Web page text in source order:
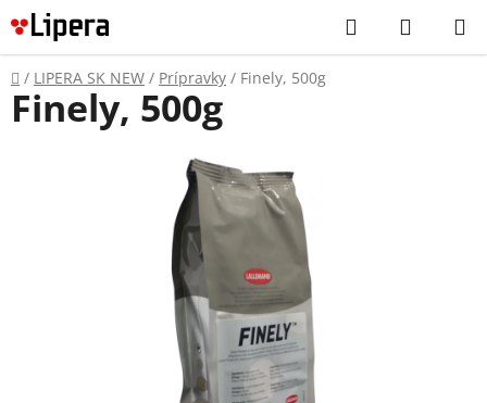
Prejsť
na
obsah
Hľadať
KOŠÍK
Domov
/ LIPERA SK NEW / Prípravky / Finely, 500g
Finely, 500g